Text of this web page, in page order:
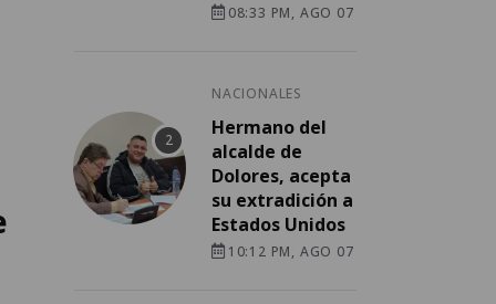
08:33 PM, AGO 07
NACIONALES
Hermano del
alcalde de
Dolores, acepta
su extradición a
Estados Unidos
10:12 PM, AGO 07